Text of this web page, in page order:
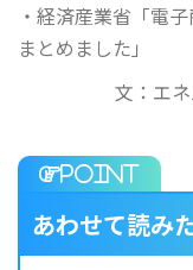
・経済産業省「電
まとめました」
文：エ
あわせて読み